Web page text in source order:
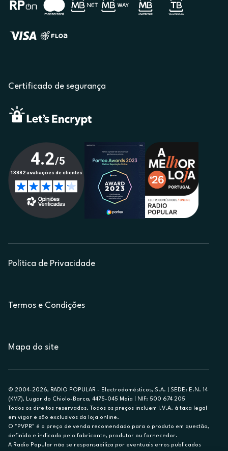
Certificado de segurança
Política de Privacidade
Termos e Condições
Mapa do site
© 2004-2026, RADIO POPULAR - Electrodomésticos, S.A. | SEDE: E.N. 14
(KM7), Lugar do Chiolo-Barca, 4475-045 Maia | NIF: 500 674 205
Todos os direitos reservados. Todos os preços incluem I.V.A. à taxa legal
em vigor e são exclusivos da loja online.
O "PVPR" é o preço de venda recomendado para o produto em questão,
definido e indicado pelo fabricante, produtor ou fornecedor.
A Radio Popular não se responsabiliza por eventuais erros publicados